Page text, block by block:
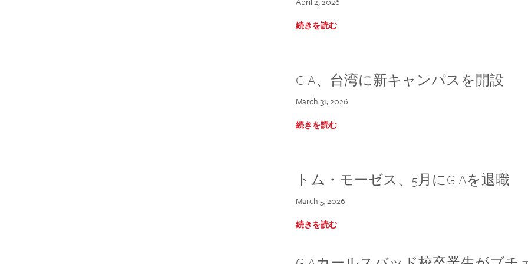
続きを読む
GIA、台湾に新キャンパスを開設
March 31, 2026
続きを読む
トム・モーゼス、5月にGIAを退職
March 5, 2026
続きを読む